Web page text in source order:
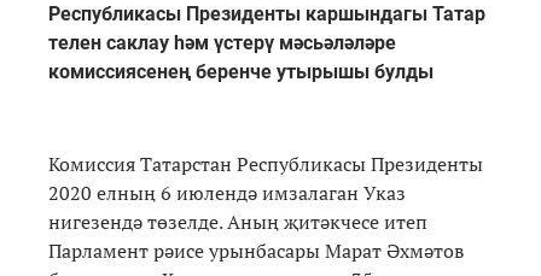
Республикасы Президенты каршындагы Татар
телен саклау һәм үстерү мәсьәләләре
комиссиясенең беренче утырышы булды
Комиссия Татарстан Республикасы Президенты
2020 елның 6 июлендә имзалаган Указ
нигезендә төзелде. Аның җитәкчесе итеп
Парламент рәисе урынбасары Марат Әхмәтов